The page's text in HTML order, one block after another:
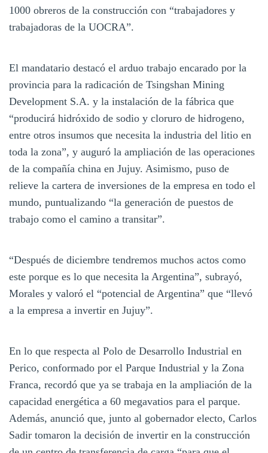
1000 obreros de la construcción con “trabajadores y
trabajadoras de la UOCRA”.
El mandatario destacó el arduo trabajo encarado por la
provincia para la radicación de Tsingshan Mining
Development S.A. y la instalación de la fábrica que
“producirá hidróxido de sodio y cloruro de hidrogeno,
entre otros insumos que necesita la industria del litio en
toda la zona”, y auguró la ampliación de las operaciones
de la compañía china en Jujuy. Asimismo, puso de
relieve la cartera de inversiones de la empresa en todo el
mundo, puntualizando “la generación de puestos de
trabajo como el camino a transitar”.
“Después de diciembre tendremos muchos actos como
este porque es lo que necesita la Argentina”, subrayó,
Morales y valoró el “potencial de Argentina” que “llevó
a la empresa a invertir en Jujuy”.
En lo que respecta al Polo de Desarrollo Industrial en
Perico, conformado por el Parque Industrial y la Zona
Franca, recordó que ya se trabaja en la ampliación de la
capacidad energética a 60 megavatios para el parque.
Además, anunció que, junto al gobernador electo, Carlos
Sadir tomaron la decisión de invertir en la construcción